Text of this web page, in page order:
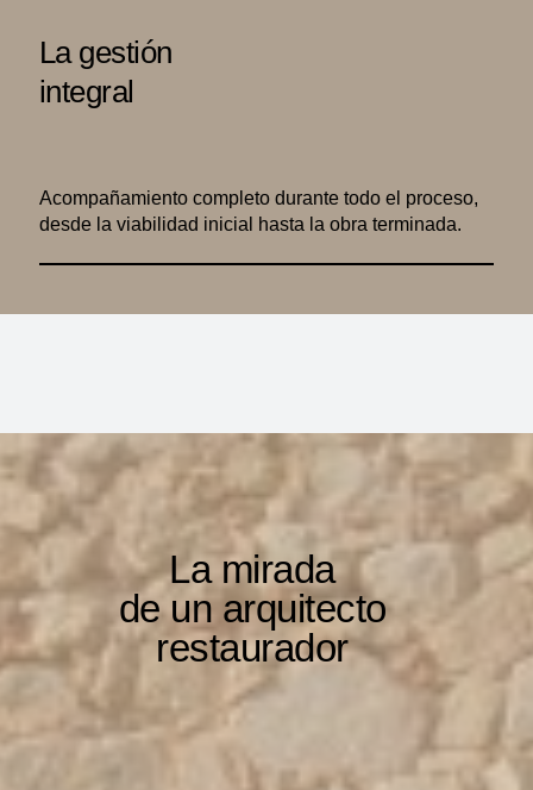
La gestión
integral
Acompañamiento completo durante todo el proceso,
desde la viabilidad inicial hasta la obra terminada.
La mirada
de un arquitecto
restaurador